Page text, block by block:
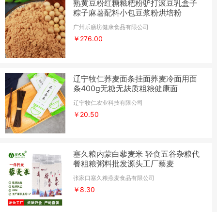
熟黄豆粉红糖糍粑粉驴打滚豆乳盒子
粽子麻薯配料小包豆浆粉烘培粉
广州乐膳坊健康食品有限公司
￥276.00
辽宁牧仁荞麦面条挂面荞麦冷面用面
条400g无糖无麸质粗粮健康面
辽宁牧仁农业科技有限公司
￥20.50
塞久粮内蒙白藜麦米 轻食五谷杂粮代
餐粗粮粥料批发源头工厂藜麦
张家口塞久粮燕麦食品有限公司
￥8.30